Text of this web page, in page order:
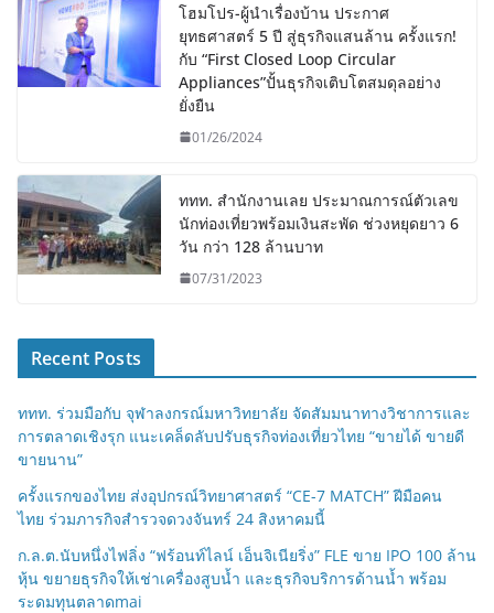
โฮมโปร-ผู้นำเรื่องบ้าน ประกาศ
ยุทธศาสตร์ 5 ปี สู่ธุรกิจแสนล้าน ครั้งแรก!
กับ “First Closed Loop Circular
Appliances”ปั้นธุรกิจเติบโตสมดุลอย่าง
ยั่งยืน
01/26/2024
ททท. สำนักงานเลย ประมาณการณ์ตัวเลข
นักท่องเที่ยวพร้อมเงินสะพัด ช่วงหยุดยาว 6
วัน กว่า 128 ล้านบาท
07/31/2023
Recent Posts
ททท. ร่วมมือกับ จุฬาลงกรณ์มหาวิทยาลัย จัดสัมมนาทางวิชาการและ
การตลาดเชิงรุก แนะเคล็ดลับปรับธุรกิจท่องเที่ยวไทย “ขายได้ ขายดี
ขายนาน”
ครั้งแรกของไทย ส่งอุปกรณ์วิทยาศาสตร์ “CE-7 MATCH” ฝีมือคน
ไทย ร่วมภารกิจสำรวจดวงจันทร์ 24 สิงหาคมนี้
ก.ล.ต.นับหนึ่งไฟลิ่ง “ฟร้อนท์ไลน์ เอ็นจิเนียริ่ง” FLE ขาย IPO 100 ล้าน
หุ้น ขยายธุรกิจให้เช่าเครื่องสูบน้ำ และธุรกิจบริการด้านน้ำ พร้อม
ระดมทุนตลาดmai